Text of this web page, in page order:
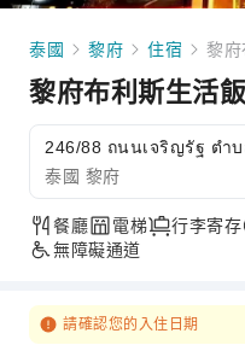
泰國 黎府 住宿 黎
黎府布利斯生活
246/88 ถนนเจริญรัฐ ตำบ
泰國 黎府
餐廳 電梯 行李寄存
無障礙通道
請確認您的入住日期